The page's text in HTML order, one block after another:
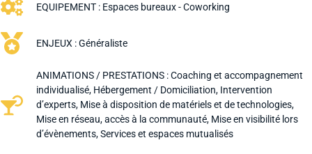
EQUIPEMENT : Espaces bureaux - Coworking
ENJEUX :Généraliste
ANIMATIONS / PRESTATIONS :Coaching et accompagnement
individualisé, Hébergement / Domiciliation, Intervention
d’experts, Mise à disposition de matériels et de technologies,
Mise en réseau, accès à la communauté, Mise en visibilité lors
d’évènements,Services et espaces mutualisés